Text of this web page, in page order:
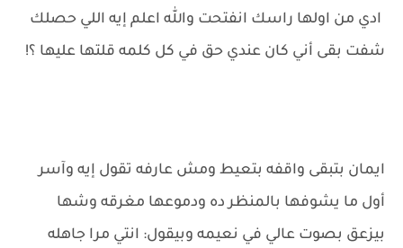
ادي من اولها راسك انفتحت والله اعلم إيه اللي حصلك
شفت بقى أني كان عندي حق في كل كلمه قلتها عليها ؟!
ايمان بتبقى واقفه بتعيط ومش عارفه تقول إيه وآسر
أول ما يشوفها بالمنظر ده ودموعها مغرقه وشها
بيزعق بصوت عالي في نعيمه وبيقول: انتي مرا جاهله